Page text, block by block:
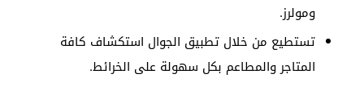
ومولرز.
تستطيع من خلال تطبيق الجوال استكشاف كافة
المتاجر والمطاعم بكل سهولة على الخرائط.